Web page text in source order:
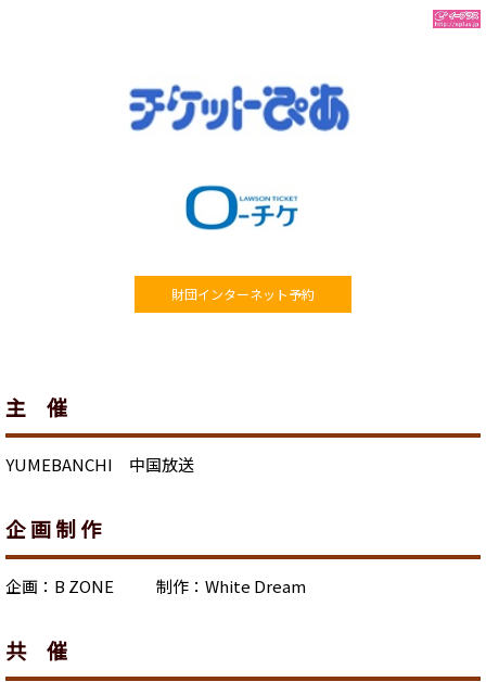
財団インターネット予約
主 催
YUMEBANCHI 中国放送
企 画 制 作
企画：B ZONE 制作：White Dream
共 催